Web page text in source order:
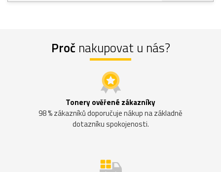
Proč nakupovat u nás?
Tonery ověřené zákazníky
98 % zákazníků doporučuje nákup na základně
dotazníku spokojenosti.